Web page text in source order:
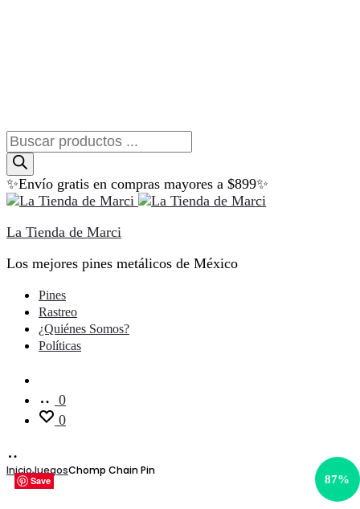
Búsqueda
de
productos
✨Envío gratis en compras mayores a $899✨
La Tienda de Marci
Los mejores pines metálicos de México
Pines
Rastreo
¿Quiénes Somos?
Políticas
0
0
InicioJuegosChomp Chain Pin
Save
Save
Save
Save
Save 87%
Save